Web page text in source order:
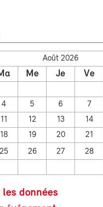
Août 2026
Me Je Ve
4 5 6 7
11 12 13 14
18 19 20 21
25 26 27 28
données